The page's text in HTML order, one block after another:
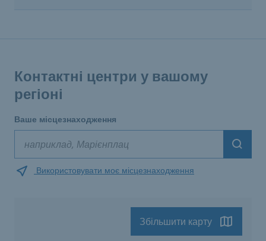
Контактні центри у вашому
регіоні
Ваше місцезнаходження
Використовувати моє місцезнаходження
Збільшити карту